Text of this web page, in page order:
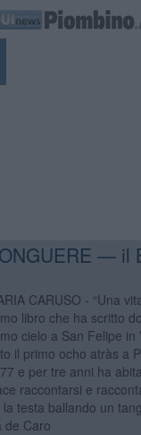
— il
CARUSO - “Una
libro che ha scritto
cielo a San Felipe in
il primo ocho atràs a
e per tre anni ha
raccontarsi e
testa ballando un
de Caro